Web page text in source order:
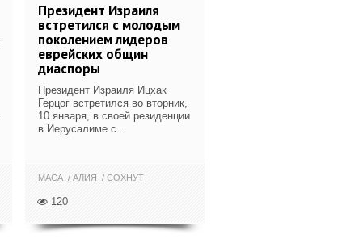
Президент Израиля
встретился с молодым
поколением лидеров
еврейских общин
диаспоры
Президент Израиля Ицхак
Герцог встретился во вторник,
10 января, в своей резиденции
в Иерусалиме с...
МАСА АЛИЯ СОХНУТ
120